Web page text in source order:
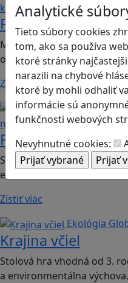
Analytické
Tieto súbory cookies
tom, ako sa používa
ktoré stránky
narazili na chybové
ktoré by mohli odhaliť
informácie sú
funkčnosti webových
Nevyhnutné cookies:
kooperácia
Romoji
Mobilná hra vhodná pre 2.
občianska náuka, etická
Zistiť viac
myslenie
Finančné príšery
Spoločenská hra vhodná
ekonómia
Zistiť viac
Ekológia
Krajina včiel
Stolová hra vhodná od 3.
a environmentálna výchova.